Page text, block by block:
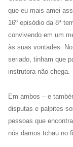
que eu mais amei
16º episódio da 8ª
convivendo em um
às suas vontades.
seriado, tinham que
instrutora não chega.
Em ambos – e
disputas e palpites
pessoas que
nós damos tchau no